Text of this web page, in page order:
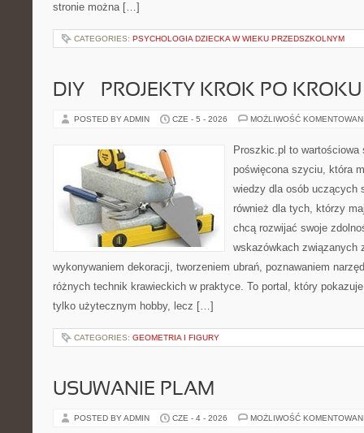
stronie można […]
CATEGORIES: PSYCHOLOGIA DZIECKA W WIEKU PRZEDSZKOLNYM
DIY – PROJEKTY KROK PO KROKU
POSTED BY ADMIN CZE - 5 - 2026 MOŻLIWOŚĆ
Proszkic.pl to wartościowa
poświęcona szyciu, która
wiedzy dla osób uczących
również dla tych, którzy
chcą rozwijać swoje
wskazówkach związanych
wykonywaniem dekoracji, tworzeniem ubrań, poznawaniem
różnych technik krawieckich w praktyce. To portal, który
tylko użytecznym hobby, lecz […]
CATEGORIES: GEOMETRIA I FIGURY
USUWANIE PLAM
POSTED BY ADMIN CZE - 4 - 2026 MOŻLIWOŚĆ